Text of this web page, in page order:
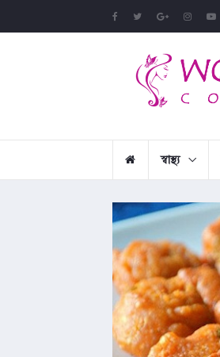
স্বাস্থ্য